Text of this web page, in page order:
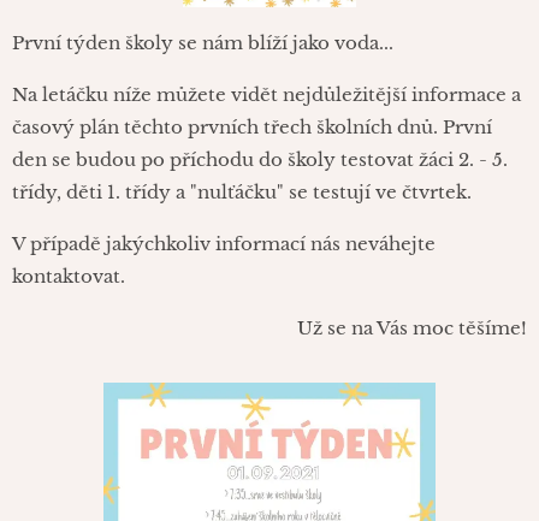
První týden školy se nám blíží jako voda...
Na letáčku níže můžete vidět nejdůležitější informace a
časový plán těchto prvních třech školních dnů. První
den se budou po příchodu do školy testovat žáci 2. - 5.
třídy, děti 1. třídy a "nulťáčku" se testují ve čtvrtek.
V případě jakýchkoliv informací nás neváhejte
kontaktovat.
Už se na Vás moc těšíme!